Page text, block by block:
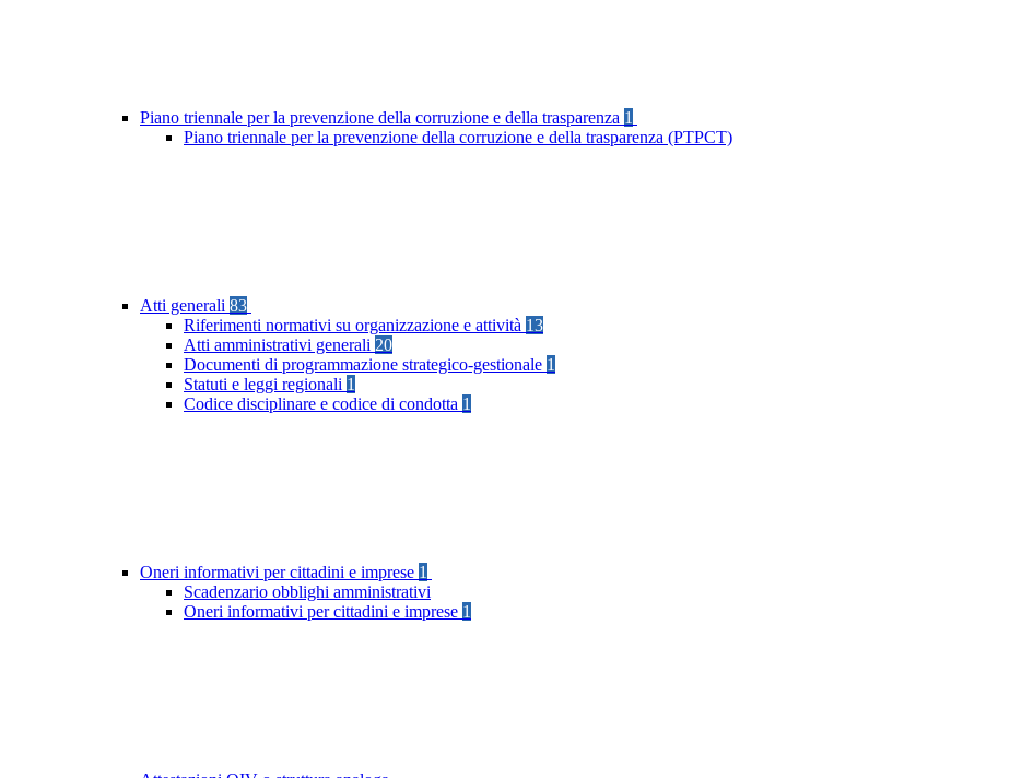
Piano triennale per la prevenzione della corruzione e della trasparenza 1
Piano triennale per la prevenzione della corruzione e della trasparenza (PTPCT)
Atti generali 83
Riferimenti normativi su organizzazione e attività 13
Atti amministrativi generali 20
Documenti di programmazione strategico-gestionale 1
Statuti e leggi regionali 1
Codice disciplinare e codice di condotta 1
Oneri informativi per cittadini e imprese 1
Scadenzario obblighi amministrativi
Oneri informativi per cittadini e imprese 1